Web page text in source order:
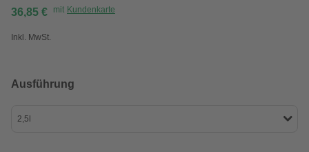
36,85 € mit Kundenkarte
Inkl. MwSt.
Ausführung
2,5l